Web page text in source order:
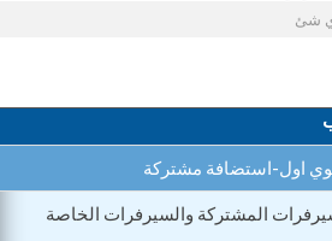
اول-استضافة مشتركة
المشتركة والسيرفرات الخاصة